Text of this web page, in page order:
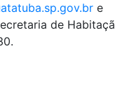
e
de